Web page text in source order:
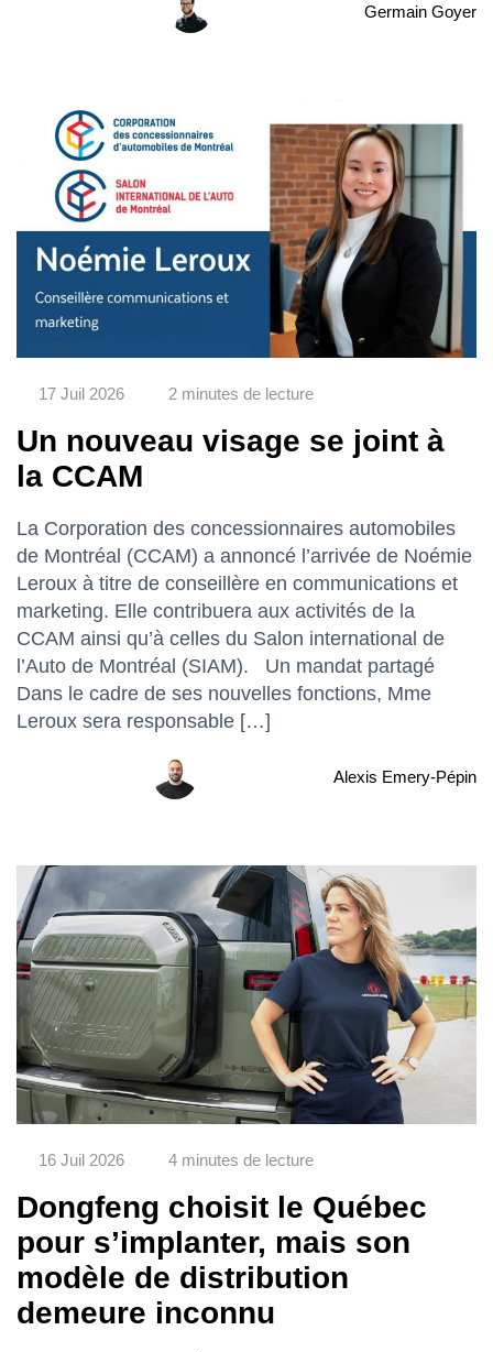
Germain Goyer
17 Juil 2026 2 minutes de lecture
Un nouveau visage se joint à
la CCAM
La Corporation des concessionnaires automobiles
de Montréal (CCAM) a annoncé l’arrivée de Noémie
Leroux à titre de conseillère en communications et
marketing. Elle contribuera aux activités de la
CCAM ainsi qu’à celles du Salon international de
l’Auto de Montréal (SIAM). Un mandat partagé
Dans le cadre de ses nouvelles fonctions, Mme
Leroux sera responsable […]
Alexis Emery-Pépin
16 Juil 2026 4 minutes de lecture
Dongfeng choisit le Québec
pour s’implanter, mais son
modèle de distribution
demeure inconnu